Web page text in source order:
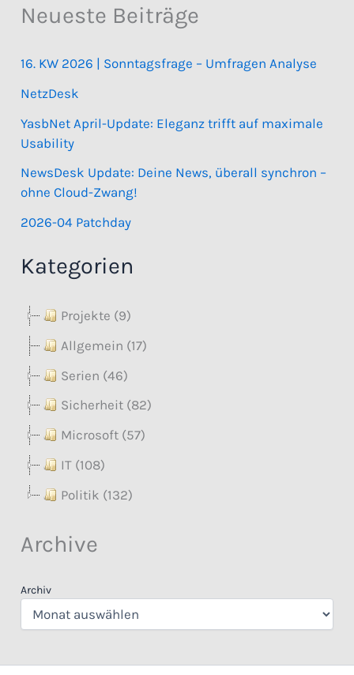
Neueste Beiträge
16. KW 2026 | Sonntagsfrage – Umfragen Analyse
NetzDesk
YasbNet April-Update: Eleganz trifft auf maximale
Usability
NewsDesk Update: Deine News, überall synchron –
ohne Cloud-Zwang!
2026-04 Patchday
Kategorien
Projekte (9)
Allgemein (17)
Serien (46)
Sicherheit (82)
Microsoft (57)
IT (108)
Politik (132)
Archive
Archiv